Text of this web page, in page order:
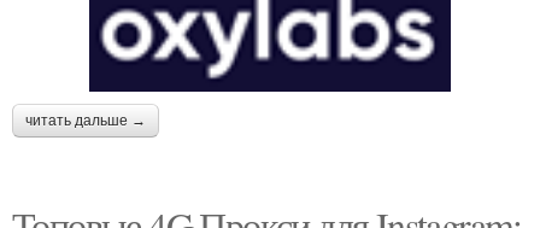
читать дальше →